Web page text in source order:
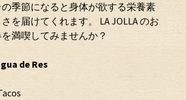
季節になると身体が欲する栄養素
を届けてくれます。 LA JOLLA のお
満喫してみませんか？
de Res